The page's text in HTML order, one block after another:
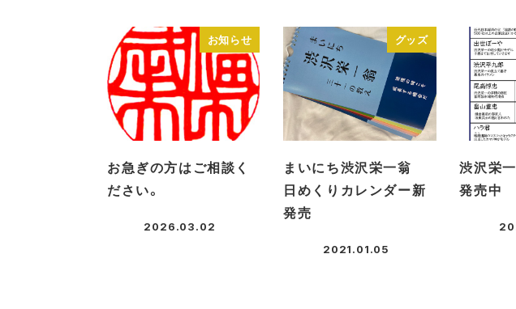
お知らせ
お急ぎの方はご相談く
ださい。
投稿日
2026.03.02
グッズ
まいにち渋沢栄一翁
日めくりカレンダー新
発売
投稿日
2021.01.05
渋沢栄
発売中
投